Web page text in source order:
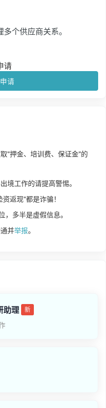
个供应商关系。
请
请
"押金、培训费、保证金"的
境工作的请提高警惕。
返现"都是诈骗！
多半是虚假信息。
并举报。
助理 新